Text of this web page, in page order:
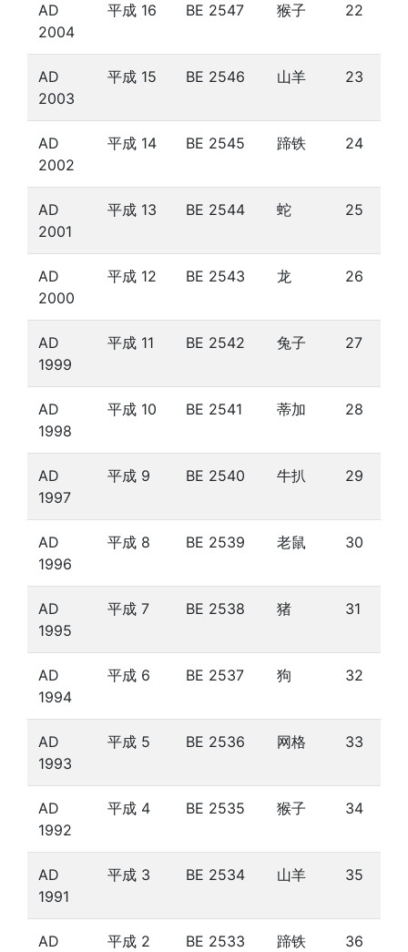
AD
2004
平成 16 BE 2547 猴子 22
AD
2003
平成 15 BE 2546 山羊 23
AD
2002
平成 14 BE 2545 蹄铁 24
AD
2001
平成 13 BE 2544 蛇 25
AD
2000
平成 12 BE 2543 龙 26
AD
1999
平成 11 BE 2542 兔子 27
AD
1998
平成 10 BE 2541 蒂加 28
AD
1997
平成 9 BE 2540 牛扒 29
AD
1996
平成 8 BE 2539 老鼠 30
AD
1995
平成 7 BE 2538 猪 31
AD
1994
平成 6 BE 2537 狗 32
AD
1993
平成 5 BE 2536 网格 33
AD
1992
平成 4 BE 2535 猴子 34
AD
1991
平成 3 BE 2534 山羊 35
AD
平成 2 BE 2533 蹄铁 36